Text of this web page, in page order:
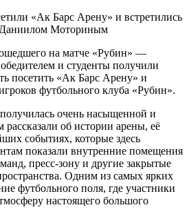
на матче «Рубин» —
и студенты получили
посетить «Ак Барс Арену» и
футбольного клуба «Рубин».
очень насыщенной и
об истории арены, её
событиях, которые здесь
показали внутренние помещения
пресс-зону и другие закрытые
Одним из самых ярких
футбольного поля, где участники
настоящего большого